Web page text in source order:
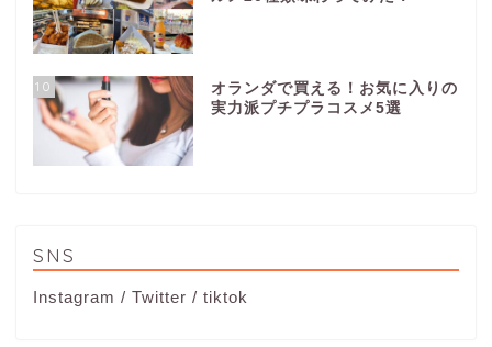
10
オランダで買える！お気に入りの
実力派プチプラコスメ5選
SNS
Instagram / Twitter / tiktok